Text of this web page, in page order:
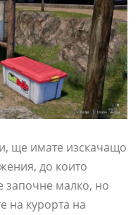
ще имате изскачащо
до които
започне малко, но
на курорта на